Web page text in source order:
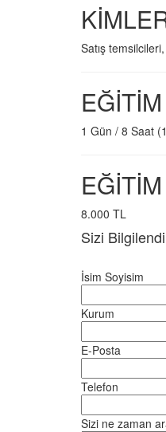
Satış
1 Gün / 8 Saat
8.000 TL
Sizi
İsim Soyisim
Kurum
E-Posta
Telefon
Sizi ne zaman